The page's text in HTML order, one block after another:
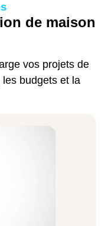
à utiliser…
du budget
un
accessible
Il vous
:
de maison
vos projets de
budgets et la